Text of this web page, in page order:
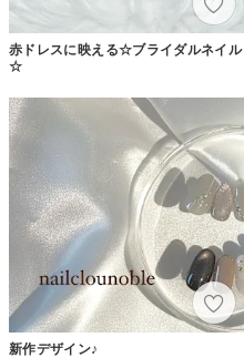
赤ドレスに映える☆ブライダルネイル
☆
新作デザイン♪